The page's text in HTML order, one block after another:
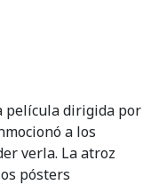
película dirigida por
a los
verla. La atroz
pósters